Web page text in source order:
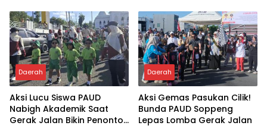
Daerah
Aksi Lucu Siswa PAUD
Nabigh Akademik Saat
Gerak Jalan Bikin Penonton
Daerah
Aksi Gemas Pasukan Cilik!
Bunda PAUD Soppeng
Lepas Lomba Gerak Jalan